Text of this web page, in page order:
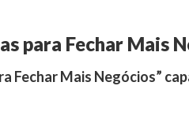
para Fechar Mais
Fechar Mais Negócios”